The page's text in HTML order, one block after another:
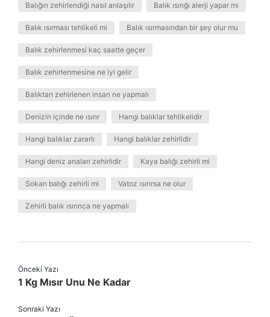
Balığın zehirlendiği nasıl anlaşılır Balık ısırığı alerji yapar mı
Balık ısırması tehlikeli mi Balık ısırmasından bir şey olur mu
Balık zehirlenmesi kaç saatte geçer
Balık zehirlenmesine ne iyi gelir
Balıktan zehirlenen insan ne yapmalı
Denizin içinde ne ısırır Hangi balıklar tehlikelidir
Hangi balıklar zararlı Hangi balıklar zehirlidir
Hangi deniz anaları zehirlidir Kaya balığı zehirli mi
Sokan balığı zehirli mi Vatoz ısırırsa ne olur
Zehirli balık ısırınca ne yapmalı
Önceki Yazı
1 Kg Mısır Unu Ne Kadar
Sonraki Yazı